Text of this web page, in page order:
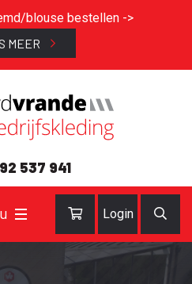
blouse bestellen ->
MEER
537 941
Login